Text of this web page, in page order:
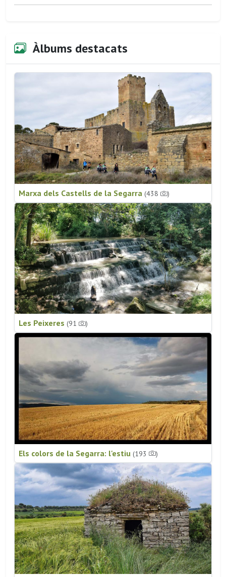
Àlbums destacats
Marxa dels Castells de la Segarra (438 )
Les Peixeres (91 )
Els colors de la Segarra: l'estiu (193 )